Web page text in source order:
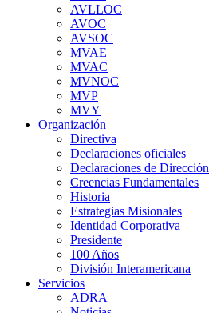
AVLLOC
AVOC
AVSOC
MVAE
MVAC
MVNOC
MVP
MVY
Organización
Directiva
Declaraciones oficiales
Declaraciones de Dirección
Creencias Fundamentales
Historia
Estrategias Misionales
Identidad Corporativa
Presidente
100 Años
División Interamericana
Servicios
ADRA